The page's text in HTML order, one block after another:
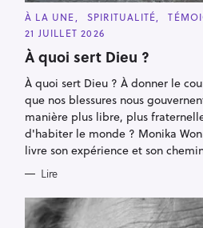
C
T
E
G
R
I
E
S
À LA UNE SPIRITUALITÉ
21 JUILLET 2026
À quoi sert Dieu ?
À quoi sert Dieu ? À donner le
que nos blessures nous
manière plus libre, plus
d'habiter le monde ? Monika
livre son expérience et son
Lire